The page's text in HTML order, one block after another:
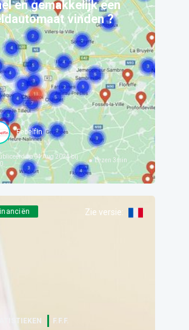
België Febelfin
en gemakkelijk een
vinden ?
Febelfin
op04 Aug 2024 bij
Lezen 3min
Zie versie:
F.F.F.